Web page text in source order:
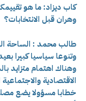
كاب ديزاد: ما هو
وهران قبل الانتخابات؟
طالب محمد : الساحة
وتنوعا سياسيا كبيرا
وهناك اهتمام متزايد
الاقتصادية
خطابا مسؤولا يضع